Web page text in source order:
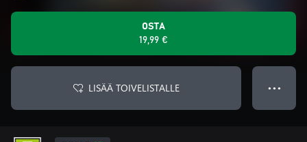
OSTA
19,99 €
LISÄÄ TOIVELISTALLE ● ● ●